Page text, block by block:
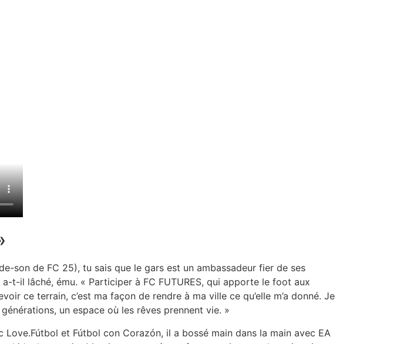
son de FC 25), tu sais que le gars est un ambassadeur fier de ses
t-il lâché, ému. « Participer à FC FUTURES, qui apporte le foot aux
ce terrain, c’est ma façon de rendre à ma ville ce qu’elle m’a donné. Je
un espace où les rêves prennent vie. »
et Fútbol con Corazón, il a bossé main dans la main avec EA